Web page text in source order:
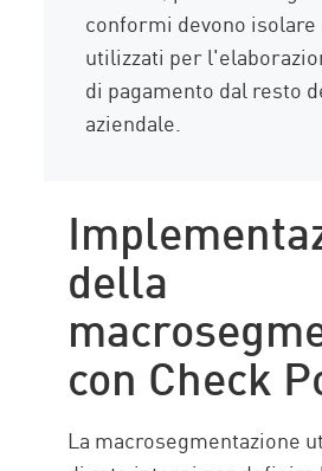
conformi devono
utilizzati per
di pagamento dal resto
aziendale.
della
con Check
La macrosegmentazione